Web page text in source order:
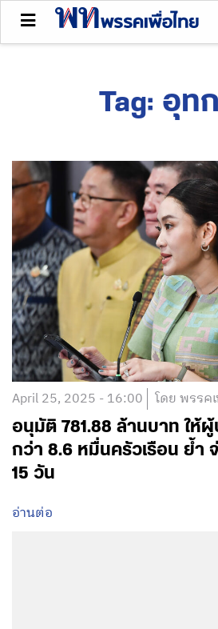
Tag: อุท
April 25, 2025 - 16:00 โดย พรรค
อนุมัติ 781.88 ล้านบาท ให้
กว่า 8.6 หมื่นครัวเรือน ย้ำ
15 วัน
อ่านต่อ